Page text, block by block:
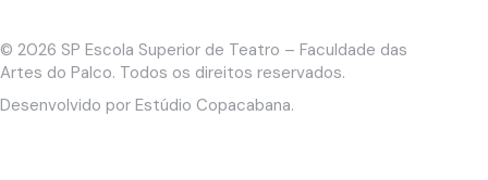
© 2026 SP Escola Superior de Teatro – Faculdade das
Artes do Palco. Todos os direitos reservados.
Desenvolvido por Estúdio Copacabana.